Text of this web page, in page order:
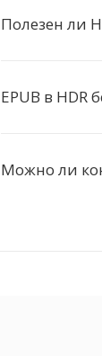
Полезен ли
EPUB в HDR
Можно ли